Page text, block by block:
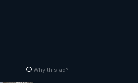
Why this ad?